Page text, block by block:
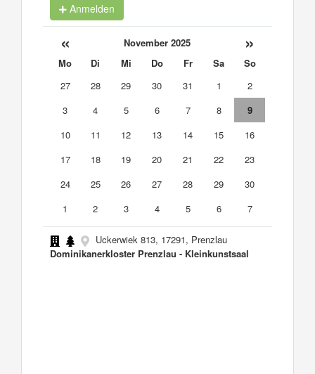
Anmelden
« November 2025 »
Mo Di Mi Do Fr Sa
So
27
28 29 30 31 1
2
3
4 5 6 7 8
9
10
11 12 13 14 15
16
17
18 19 20 21 22
23
24
25 26 27 28 29
30
1
2 3 4 5 6 7
Uckerwiek 813, 17291, Prenzlau
Dominikanerkloster Prenzlau - Kleinkunstsaal